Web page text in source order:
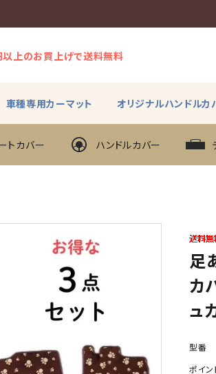
上のお買上げで送料無料
車種専用カーマット オリジナルハンドルカ
トカバー ハンドルカバー
足
カ
ュ
型番
ポイン